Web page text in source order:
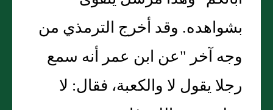
بشواهده. وقد أخرج الترمذي من
وجه آخر "عن ابن عمر أنه سمع
رجلا يقول لا والكعبة، فقال: لا